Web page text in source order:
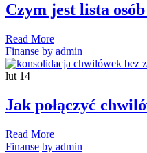
Czym jest lista
Read More
Finanse by admin
lut 14
Jak połączyć
Read More
Finanse by admin